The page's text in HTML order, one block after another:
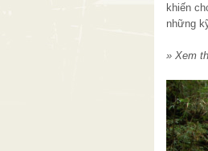
khiến
những
» Xem